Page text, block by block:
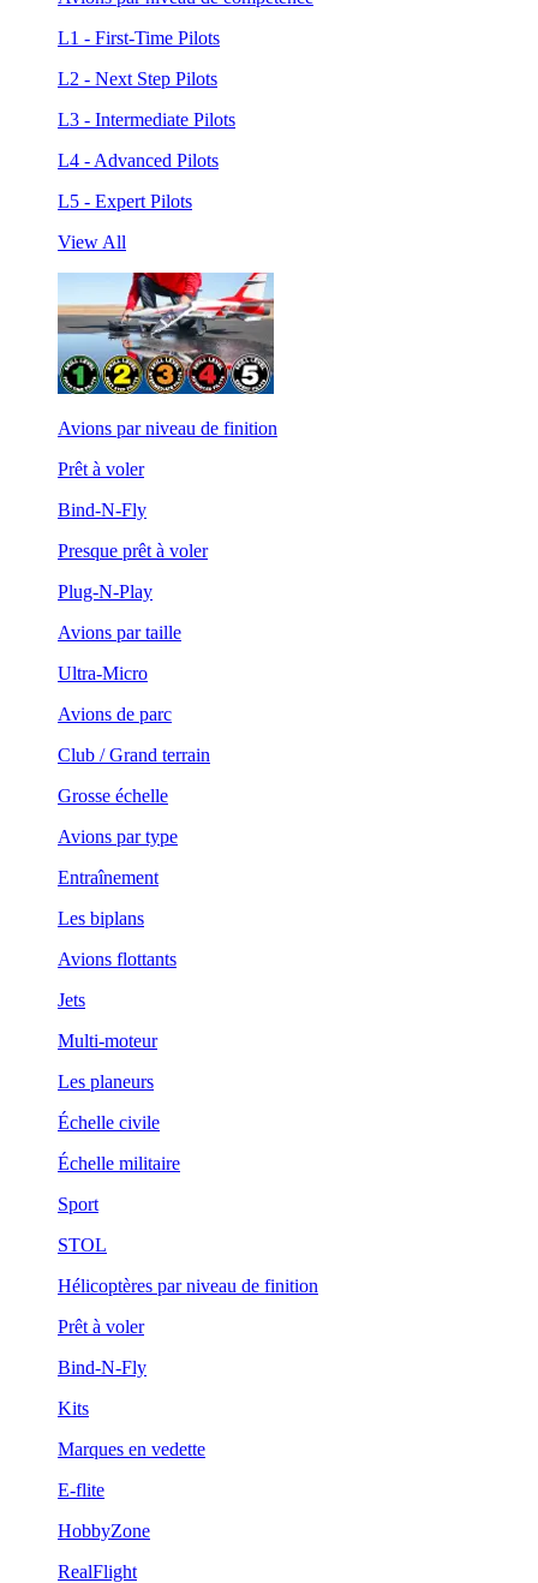
L1 - First-Time Pilots
L2 - Next Step Pilots
L3 - Intermediate Pilots
L4 - Advanced Pilots
L5 - Expert Pilots
View All
Avions par niveau de finition
Prêt à voler
Bind-N-Fly
Presque prêt à voler
Plug-N-Play
Avions par taille
Ultra-Micro
Avions de parc
Club / Grand terrain
Grosse échelle
Avions par type
Entraînement
Les biplans
Avions flottants
Jets
Multi-moteur
Les planeurs
Échelle civile
Échelle militaire
Sport
STOL
Hélicoptères par niveau de finition
Prêt à voler
Bind-N-Fly
Kits
Marques en vedette
E-flite
HobbyZone
RealFlight